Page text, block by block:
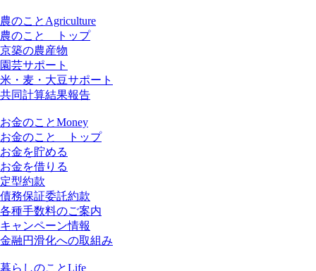
農のこと Agriculture
農のこと トップ
京築の農産物
園芸サポート
米・麦・大豆サポート
共同計算結果報告
お金のことMoney
お金のこと トップ
お金を貯める
お金を借りる
定型約款
債務保証委託約款
各種手数料のご案内
キャンペーン情報
金融円滑化への取組み
暮らしのことLife